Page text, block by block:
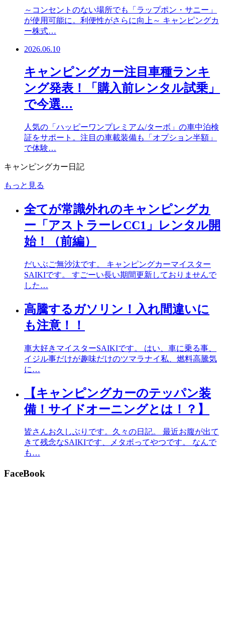
～コンセントのない場所でも「ラップポン・サニー」
が使用可能に。利便性がさらに向上～ キャンピングカ
ー株式…
2026.06.10
キャンピングカー注目車種ランキ
ング発表！「購入前レンタル試乗」
で今選…
人気の「ハッピーワンプレミアム/ターボ」の車中泊検
証をサポート。注目の車載装備も「オプション半額」
で体験…
キャンピングカー日記
もっと見る
全てが常識外れのキャンピングカ
ー「アストラーレCC1」レンタル開
始！（前編）
だいぶご無沙汰です。 キャンピングカーマイスター
SAIKIです。 すごーい長い期間更新しておりませんで
した…
高騰するガソリン！入れ間違いに
も注意！！
車大好きマイスターSAIKIです。 はい、車に乗る事、
イジル事だけが趣味だけのツマラナイ私、燃料高騰気
に…
【キャンピングカーのテッパン装
備！サイドオーニングとは！？】
皆さんお久しぶりです。久々の日記。 最近お腹が出て
きて残念なSAIKIです、メタボってやつです。 なんで
も…
FaceBook